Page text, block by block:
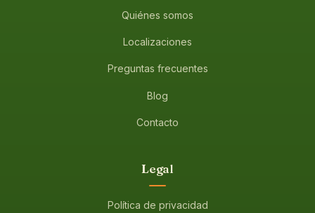
Quiénes somos
Localizaciones
Preguntas frecuentes
Blog
Contacto
Legal
Política de privacidad